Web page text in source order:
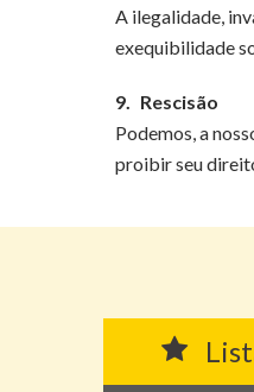
A ilegalidade,
exequibilidade
9. Rescisão
Podemos, a
proibir seu